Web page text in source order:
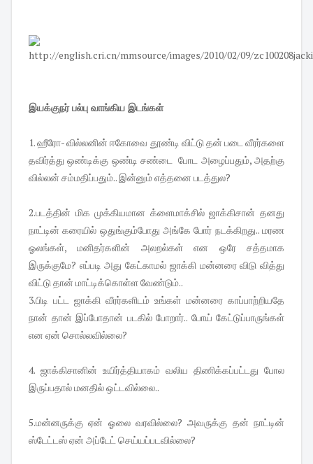
இயக்குநர் பல்பு வாங்கிய இடங்கள்
1. ஹீரோ- வில்லனின் ஈகோவை தூண்டி விட்டு தன் படை வீரர்களை
தவிர்த்து ஒண்டிக்கு ஒண்டி சண்டை போட அழைப்பதும், அதற்கு
வில்லன் சம்மதிப்பதும்.. இன்னும் எத்தனை படத்துல?
2.படத்தின் மிக முக்கியமான க்ளைமாக்சில் ஜாக்கிசான் தனது
நாட்டின் கரையில் ஒதுங்கும்போது அங்கே போர் நடக்கிறது.. மரண
ஓலங்கள், மனிதர்களின் அலறல்கள் என ஒரே சத்தமாக
இருக்குமே? எப்படி அது கேட்காமல் ஜாக்கி மன்னரை விடு வித்து
விட்டு தான் மாட்டிக்கொள்ள வேண்டும்..
3.பிடி பட்ட ஜாக்கி வீரர்களிடம் உங்கள் மன்னரை காப்பாற்றியதே
நான் தான் இப்போதான் படகில் போறார்.. போய் கேட்டுப்பாருங்கள்
என ஏன் சொல்லவில்லை?
4. ஜாக்கிசானின் உயிர்த்தியாகம் வலிய திணிக்கப்பட்டது போல
இருப்பதால் மனதில் ஒட்டவில்லை..
5.மன்னருக்கு ஏன் ஓலை வரவில்லை? அவருக்கு தன் நாட்டின்
ஸ்டேட்டஸ் ஏன் அப்டேட் செய்யப்படவில்லை?